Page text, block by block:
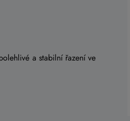
a stabilní řazení ve